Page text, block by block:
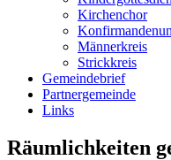
Kirchenchor
Männerkreis
Strickkreis
Gemeindebrief
Partnergemeinde
Links
Räumlichkeiten